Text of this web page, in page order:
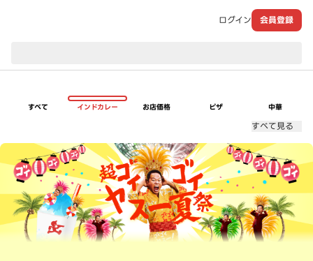
ログイン 会員登録
すべて インドカレー お店価格 ピザ 中華
すべて見る
超ゴイゴイヤスー夏祭